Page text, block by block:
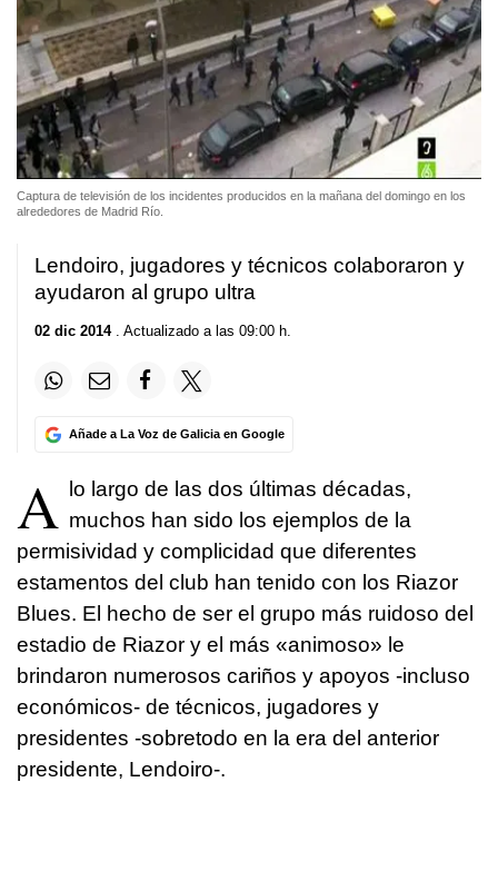
Captura de televisión de los incidentes producidos en la mañana del domingo en los
alrededores de Madrid Río.
Lendoiro, jugadores y técnicos colaboraron y
ayudaron al grupo ultra
02 dic 2014. Actualizado a las 09:00 h.
Añade a La Voz de Galicia en Google
A
lo largo de las dos últimas décadas,
muchos han sido los ejemplos de la
permisividad y complicidad que diferentes
estamentos del club han tenido con los Riazor
Blues. El hecho de ser el grupo más ruidoso del
estadio de Riazor y el más «animoso» le
brindaron numerosos cariños y apoyos -incluso
económicos- de técnicos, jugadores y
presidentes -sobretodo en la era del anterior
presidente, Lendoiro-.